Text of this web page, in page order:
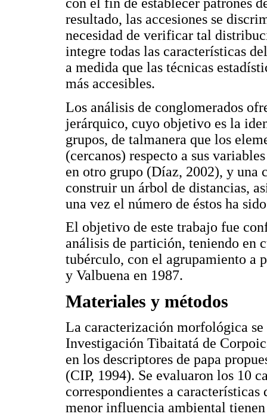
resultado, las accesiones se
necesidad de verificar tal
integre todas las características
a medida que las técnicas
más accesibles.
Los análisis de conglomerados
jerárquico, cuyo objetivo es la
grupos, de talmanera que los
(cercanos) respecto a sus
en otro grupo (Díaz, 2002), y una
construir un árbol de distancias,
una vez el número de éstos ha
El objetivo de este trabajo fue
análisis de partición, teniendo en
tubérculo, con el agrupamiento a
y Valbuena en 1987.
Materiales y métodos
La caracterización morfológica
Investigación Tibaitatá de
en los descriptores de papa
(CIP, 1994). Se evaluaron los 10
correspondientes a
menor influencia ambiental